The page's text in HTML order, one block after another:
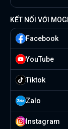
KẾT NỐI VỚI
Facebook
YouTube
Tiktok
Zalo
Instagram